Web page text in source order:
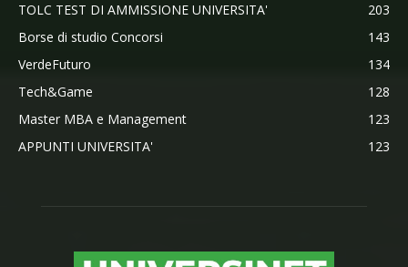
TOLC TEST DI AMMISSIONE UNIVERSITA'
203
Borse di studio Concorsi
143
VerdeFuturo
134
Tech&Game
128
Master MBA e Management
123
APPUNTI UNIVERSITA'
123